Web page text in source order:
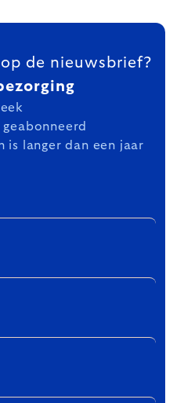
de nieuwsbrief?
is langer dan een jaar